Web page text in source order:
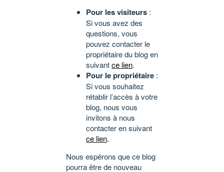
Pour les visiteurs :
Si vous avez des
questions, vous
pouvez contacter le
propriétaire du blog en
suivantce lien.
Pour le propriétaire :
Si vous souhaitez
rétablir l’accès à votre
blog, nous vous
invitons à nous
contacter en suivant
ce lien.
Nous espérons que ce blog
pourra être de nouveau